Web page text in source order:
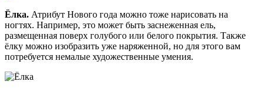
Ёлка. Атрибут Нового года можно тоже нарисовать на
ногтях. Например, это может быть заснеженная ель,
размещенная поверх голубого или белого покрытия. Также
ёлку можно изобразить уже наряженной, но для этого вам
потребуется немалые художественные умения.